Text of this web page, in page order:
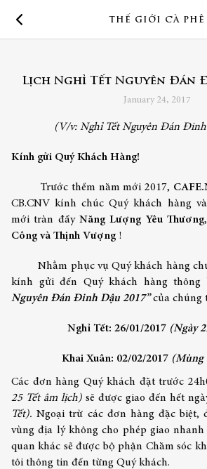
THẾ GIỚI CÀ PHÊ
Lịch Nghỉ Tết Nguyên Đán
January 24, 2017
(V/v: Nghỉ Tết Nguyên Đán Đinh
Kính gửi Quý Khách Hàng!
Trước thềm năm mới 2017,
CB.CNV kính chúc Quý khách hàng
mới tràn đầy Năng Lượng Yêu
Công và Thịnh Vượng !
Nhằm phục vụ Quý khách hàng
kính gửi đến Quý khách hàng thông
Nguyên Đán Đinh Dậu 2017”của chúng
Nghỉ Tết: 26/01/2017 (Ngày
Khai Xuân: 02/02/2017 (Mùng
Các đơn hàng Quý khách đặt trước
25 Tết âm lịch) sẽ được giao đến hết
Tết). Ngoại trừ các đơn hàng đặc biệt,
vùng địa lý không cho phép giao nhanh
quan khác sẽ được bộ phận Chăm sóc
tôi thông tin đến từng Quý khách.